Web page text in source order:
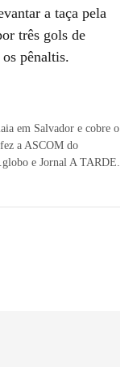
a taça pela
três gols de
pênaltis.
em Salvador e cobre o
a ASCOM do
e Jornal A TARDE.